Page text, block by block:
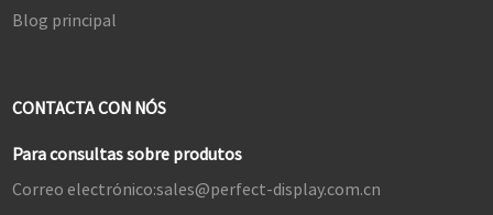
Blog principal
CONTACTA CON NÓS
Para consultas sobre produtos
Correo electrónico:sales@perfect-display.com.cn